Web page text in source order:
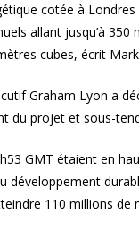
cotée à
allant jusqu’à
cubes, écrit
Graham Lyon a
du projet et sous-
GMT étaient en
développement
110 millions de